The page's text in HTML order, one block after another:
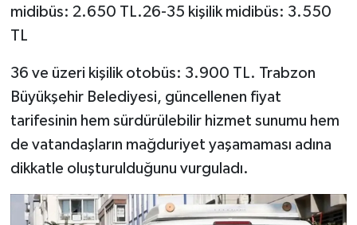
midibüs: 2.650 TL.26-35 kişilik midibüs: 3.550
TL
36 ve üzeri kişilik otobüs: 3.900 TL. Trabzon
Büyükşehir Belediyesi, güncellenen fiyat
tarifesinin hem sürdürülebilir hizmet sunumu hem
de vatandaşların mağduriyet yaşamaması adına
dikkatle oluşturulduğunu vurguladı.